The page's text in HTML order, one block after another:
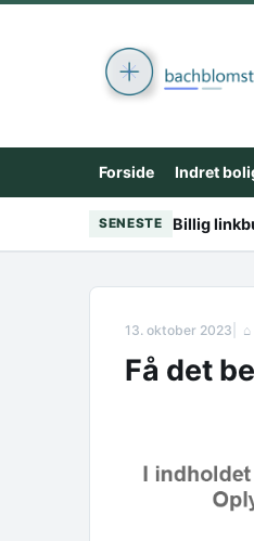
Forside Indret
SENESTE Billig
13. oktober 2023 ⌂
Få det